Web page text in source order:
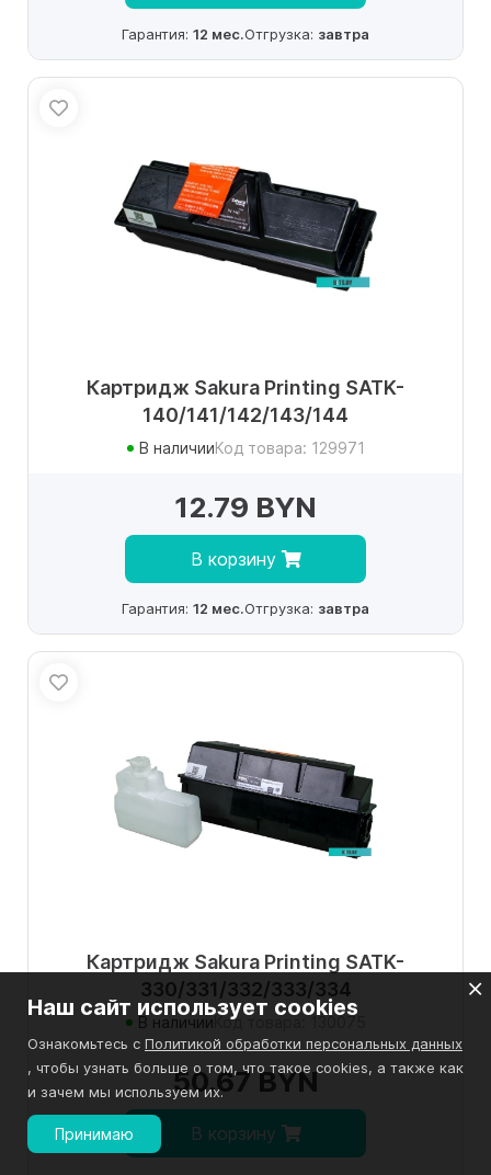
Гарантия: 12 мес.Отгрузка: завтра
Картридж Sakura Printing SATK-
140/141/142/143/144
В наличииКод товара: 129971
12.79 BYN
В корзину
Гарантия: 12 мес.Отгрузка: завтра
Картридж Sakura Printing SATK-
330/331/332/333/334
В наличии Код товара: 130075
50.67 BYN
В корзину
Наш сайт использует cookies
Ознакомьтесь с Политикой обработки персональных данных
, чтобы узнать больше о том, что такое cookies, а также как
и зачем мы используем их.
Принимаю